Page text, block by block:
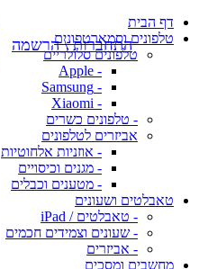
דף הבית
טלפונים וסמארטפונים
טלפונים סלולריים
- Apple
- Samsung
- Xiaomi
- טלפונים כשרים
אביזרים לטלפונים
- אוזניות אלחוטיות
- מגנים וכיסויים
- מטענים וכבלים
טאבלטים ושעונים
- טאבלטים / iPad
- שעונים וצמידים חכמים
- אביזרים
מחשבים ומסכים
התחברות \ הרשמה